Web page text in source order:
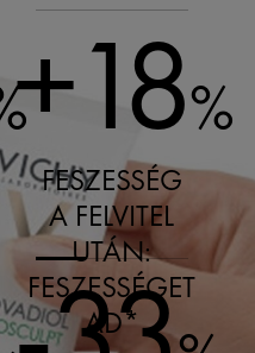
+18%
FESZESSÉG
A FELVITEL
UTÁN:
FESZESSÉGET
AD*